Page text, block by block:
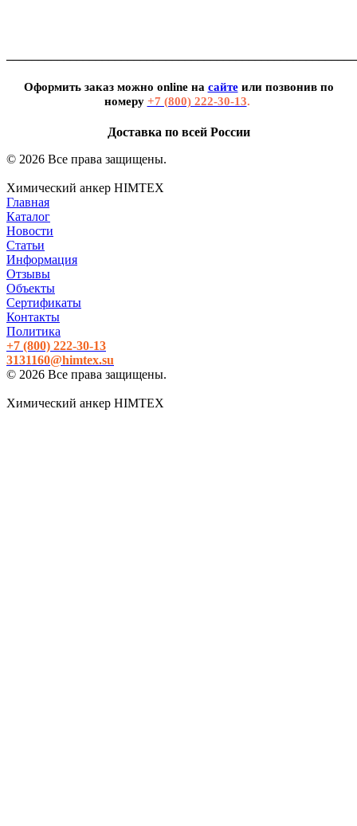
Оформить заказ можно online на сайте или позвонив по
номеру +7 (800) 222-30-13.
Доставка по всей России
© 2026 Все права защищены.
Химический анкер HIMTEX
Главная
Каталог
Новости
Статьи
Информация
Отзывы
Объекты
Сертификаты
Контакты
Политика
+7 (800) 222-30-13
3131160@himtex.su
© 2026 Все права защищены.
Химический анкер HIMTEX